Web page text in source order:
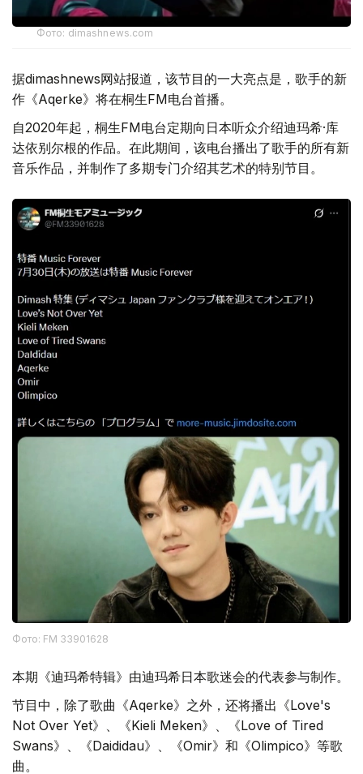
Фото: dimashnews.com
据dimashnews网站报道，该节目的一大亮点是，歌手的新
作《Aqerke》将在桐生FM电台首播。
自2020年起，桐生FM电台定期向日本听众介绍迪玛希·库
达依别尔根的作品。在此期间，该电台播出了歌手的所有新
音乐作品，并制作了多期专门介绍其艺术的特别节目。
Фото: FM 33901628
本期《迪玛希特辑》由迪玛希日本歌迷会的代表参与制作。
节目中，除了歌曲《Aqerke》之外，还将播出《Love's
Not Over Yet》、《Kieli Meken》、《Love of Tired
Swans》、《Daididau》、《Omir》和《Olimpico》等歌
曲。